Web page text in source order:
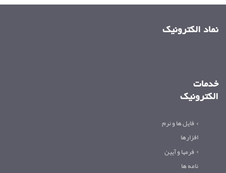
نماد الکترونیک
خدمات
الکترونیک
فایل ها و نرم
افزارها
فرمها و آیین
نامه ها